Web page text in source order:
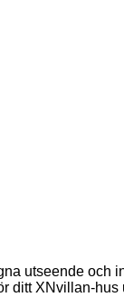
utseende och
ditt XNvillan-hus